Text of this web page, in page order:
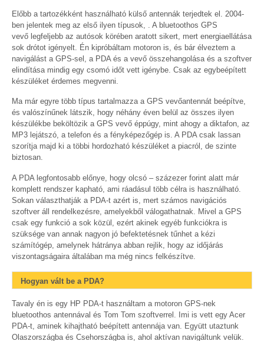
Előbb a tartozékként használható külső antennák terjedtek el. 2004-
ben jelentek meg az első ilyen típusok, . A bluetoothos GPS
vevő legfeljebb az autósok körében aratott sikert, mert energiaellátása
sok drótot igényelt. Én kipróbáltam motoron is, és bár élveztem a
navigálást a GPS-sel, a PDA és a vevő összehangolása és a szoftver
elindítása mindig egy csomó időt vett igénybe. Csak az egybeépített
készüléket érdemes megvenni.
Ma már egyre több típus tartalmazza a GPS vevőantennát beépítve,
és valószínűnek látszik, hogy néhány éven belül az összes ilyen
készülékbe beköltözik a GPS vevő éppúgy, mint ahogy a diktafon, az
MP3 lejátszó, a telefon és a fényképezőgép is. A PDA csak lassan
szorítja majd ki a többi hordozható készüléket a piacról, de szinte
biztosan.
A PDA legfontosabb előnye, hogy olcsó – százezer forint alatt már
komplett rendszer kapható, ami ráadásul több célra is használható.
Sokan választhatják a PDA-t azért is, mert számos navigációs
szoftver áll rendelkezésre, amelyekből válogathatnak. Mivel a GPS
csak egy funkció a sok közül, ezért akinek egyéb funkciókra is
szüksége van annak nagyon jó befektetésnek tűnhet a kézi
számítógép, amelynek hátránya abban rejlik, hogy az időjárás
viszontagságaira általában ma még nincs felkészítve.
Hogyan vált be a PDA?
Tavaly én is egy HP PDA-t használtam a motoron GPS-nek
bluetoothos antennával és Tom Tom szoftverrel. Imi is vett egy Acer
PDA-t, aminek kihajtható beépített antennája van. Együtt utaztunk
Olaszországba és Csehországba is, ahol aktívan navigáltunk velük.